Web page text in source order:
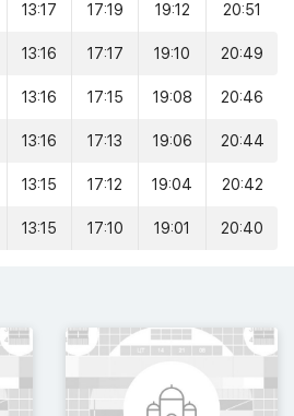
13:17 17:19 19:12 20:51
13:16 17:17 19:10 20:49
13:16 17:15 19:08 20:46
13:16 17:13 19:06 20:44
13:15 17:12 19:04 20:42
13:15 17:10 19:01 20:40